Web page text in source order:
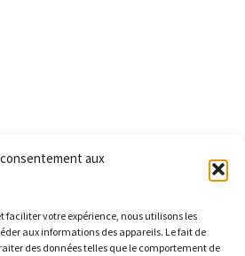
aux
faciliter votre expérience, nous utilisons les
aux informations des appareils. Le fait de
des données telles que le comportement de